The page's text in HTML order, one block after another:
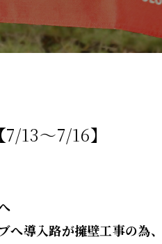
13～7/16】
へ導入路が擁壁工事の為